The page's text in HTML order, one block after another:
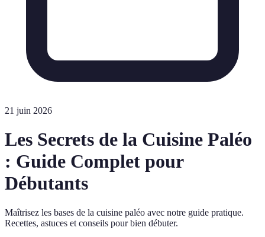
21 juin 2026
Les Secrets de la Cuisine Paléo
: Guide Complet pour
Débutants
Maîtrisez les bases de la cuisine paléo avec notre guide pratique.
Recettes, astuces et conseils pour bien débuter.